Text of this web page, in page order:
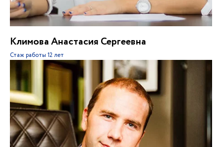
Климова Анастасия Сергеевна
Стаж работы 12 лет